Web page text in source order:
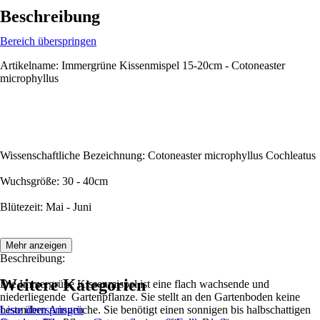
Beschreibung
Bereich überspringen
Artikelname: Immergrüne Kissenmispel 15-20cm - Cotoneaster
microphyllus
Wissenschaftliche Bezeichnung: Cotoneaster microphyllus Cochleatus
Wuchsgröße: 30 - 40cm
Blütezeit: Mai - Juni
Beschreibung:
Die Immergrüne Kissenmispel ist eine flach wachsende und
niederliegende Gartenpflanze. Sie stellt an den Gartenboden keine
besondern Ansprüche. Sie benötigt einen sonnigen bis halbschattigen
Mehr anzeigen
Weitere Kategorien
Liste überspringen